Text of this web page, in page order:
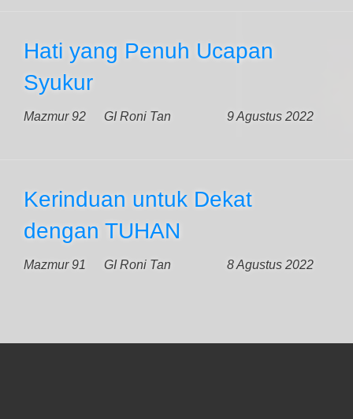
Hati yang Penuh Ucapan
Syukur
Mazmur 92 9 Agustus 2022
GI Roni Tan
Kerinduan untuk Dekat
dengan TUHAN
Mazmur 91 8 Agustus 2022
GI Roni Tan